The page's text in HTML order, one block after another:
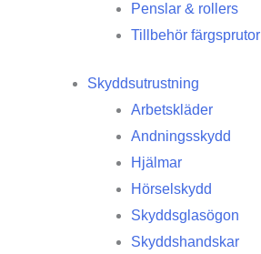
Penslar & rollers
Tillbehör färgsprutor
Skyddsutrustning
Arbetskläder
Andningsskydd
Hjälmar
Hörselskydd
Skyddsglasögon
Skyddshandskar